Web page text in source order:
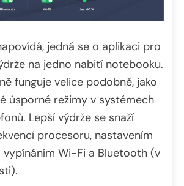
jedná se o aplikaci pro
na jedno nabití notebooku.
funguje velice podobně, jako
úsporné režimy v systémech
Lepší výdrže se snaží
procesoru, nastavením
vypínáním Wi-Fi a Bluetooth (v